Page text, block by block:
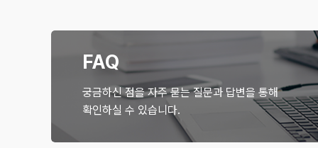
FAQ
궁금하신 점을 자주 묻는 질문과 답변을 통해
확인하실 수 있습니다.